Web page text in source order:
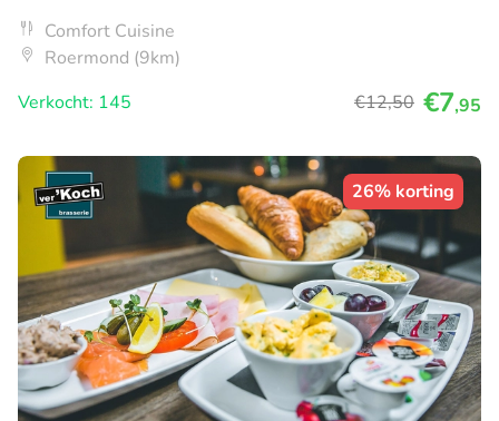
Comfort Cuisine
Roermond (9km)
Verkocht: 145
€12,50 €7,95
26% korting